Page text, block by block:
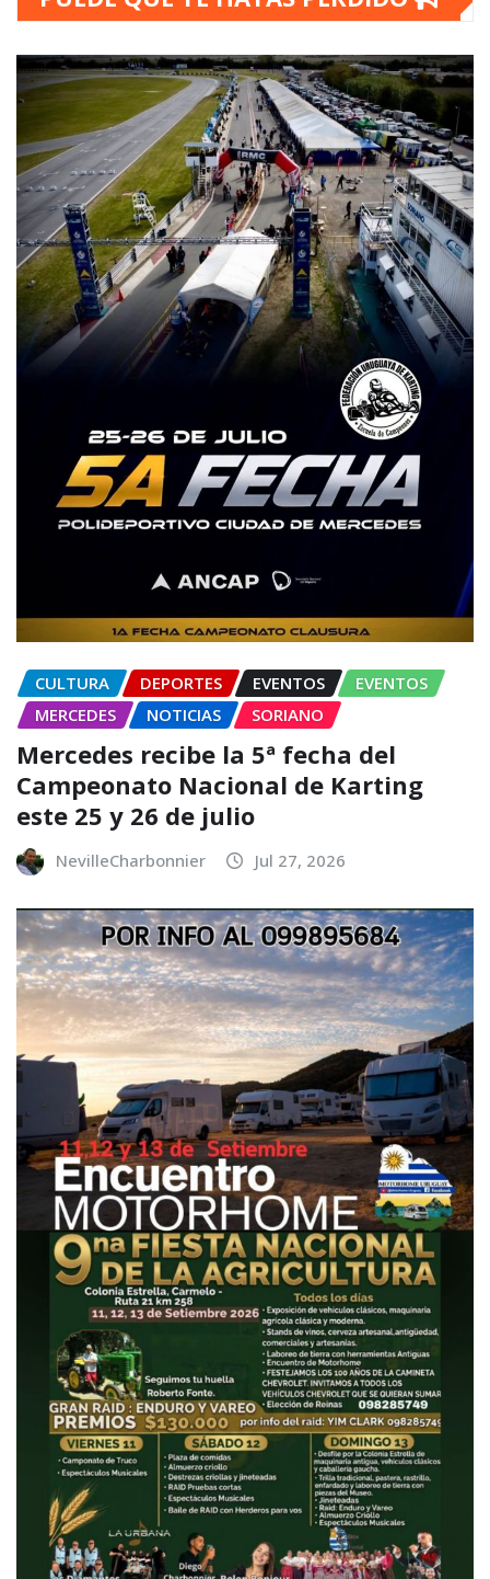
CULTURA DEPORTES EVENTOS
EVENTOS
MERCEDES
NOTICIAS SORIANO
Mercedes recibe la 5ª fecha del
Campeonato Nacional de Karting
este 25 y 26 de julio
NevilleCharbonnier Jul 27, 2026